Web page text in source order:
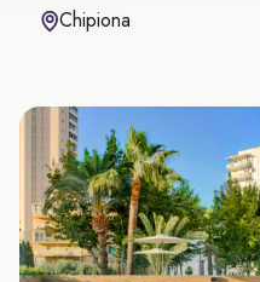
Chipiona